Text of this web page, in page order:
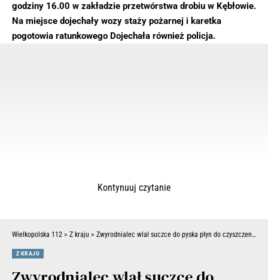
godziny 16.00 w zakładzie przetwórstwa drobiu w Kębłowie.
Na miejsce dojechały wozy staży pożarnej i karetka
pogotowia ratunkowego Dojechała również policja.
Kontynuuj czytanie
Wielkopolska 112 > Z kraju > Zwyrodnialec wlał suczce do pyska płyn do czyszczenia toalet. Stan pieska jest ciężki (FILM)
Z KRAJU